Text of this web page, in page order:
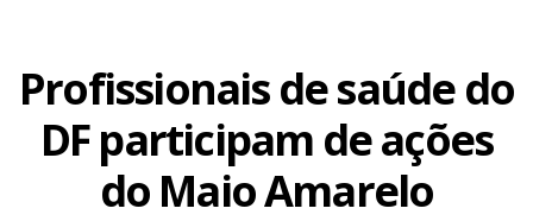
Profissionais de saúde do
DF participam de ações
do Maio Amarelo